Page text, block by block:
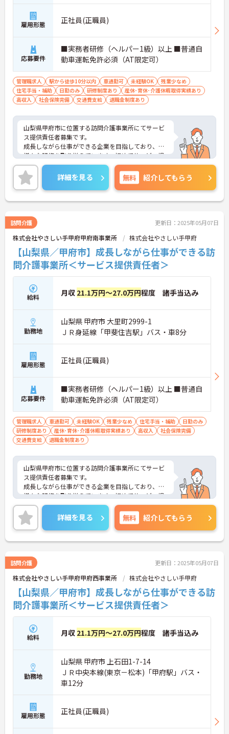
雇用形態 正社員(正職員)
応募要件
■実務者研修（ヘルパー1級）以上 ■普通自
動車運転免許必須（AT限定可）
管理職求人 駅から徒歩10分以内 車通勤可 未経験OK
残業少なめ
住宅手当・補助
日勤のみ 研修制度あり
産休･育休･介護休暇取得実績あり
高収入
社会保険完備 交通費支給 退職金制度あり
山梨県甲府市に位置する訪問介護事業所にてサービ
ス提供責任者募集です。
成長しながら仕事ができる企業を目指しており、
様々な研修を取り揃えています。初めてサービス提
供責任者にチャレンジする方も、丁寧に指導してく
ださいますので、ご安心ください！
ご興味のある方には、面接対策ポイントなど、さら
に詳細をお話しいたしますので、お気軽にご相談く
ださい。
詳細を見る 無料 紹介してもらう
訪問介護 更新日：2025年05月07日
株式会社やさしい手甲府甲府南事業所 株式会社やさしい手甲府
【山梨県／甲府市】成長しながら仕事ができる訪
問介護事業所＜サービス提供責任者＞
給料 月収 21.1万円～27.0万円程度 諸手当込み
勤務地
山梨県 甲府市 大里町2999-1
ＪＲ身延線「甲斐住吉駅」バス・車8分
雇用形態 正社員(正職員)
応募要件
■実務者研修（ヘルパー1級）以上 ■普通自
動車運転免許必須（AT限定可）
管理職求人 車通勤可 未経験OK 残業少なめ 住宅手当・補助
日勤のみ
研修制度あり
産休･育休･介護休暇取得実績あり 高収入
社会保険完備
交通費支給
退職金制度あり
山梨県甲府市に位置する訪問介護事業所にてサービ
ス提供責任者募集です。
成長しながら仕事ができる企業を目指しており、
様々な研修を取り揃えています。初めてサービス提
供責任者にチャレンジする方も、丁寧に指導してく
ださいますので、ご安心ください！
ご興味のある方には、面接対策ポイントなど、さら
に詳細をお話しいたしますので、お気軽にご相談く
ださい。
詳細を見る 無料 紹介してもらう
訪問介護 更新日：2025年05月07日
株式会社やさしい手甲府甲府西事業所 株式会社やさしい手甲府
【山梨県／甲府市】成長しながら仕事ができる訪
問介護事業所＜サービス提供責任者＞
給料 月収 21.1万円～27.0万円程度 諸手当込み
勤務地
山梨県 甲府市 上石田1-7-14
ＪＲ中央本線(東京－松本)「甲府駅」バス・
車12分
雇用形態 正社員(正職員)